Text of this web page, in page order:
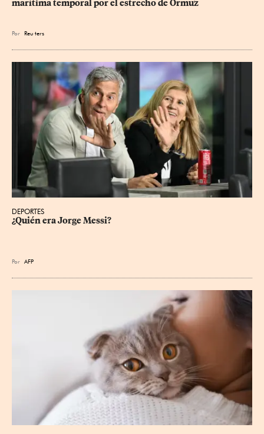
marítima temporal por el estrecho de Ormuz
Por Reu ters
DEPORTES
¿Quién era Jorge Messi?
Por AFP